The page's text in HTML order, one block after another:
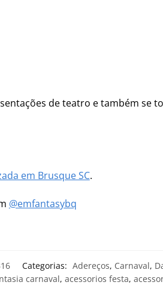
de teatro e também se
em Brusque SC.
@emfantasybq
Categorias: Adereços, Carnaval,
carnaval, acessorios festa,